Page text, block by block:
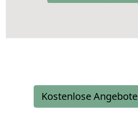
Kostenlose